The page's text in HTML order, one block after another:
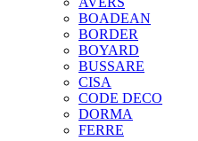
BOADEAN
BORDER
BOYARD
BUSSARE
CISA
CODE DECO
DORMA
FERRE